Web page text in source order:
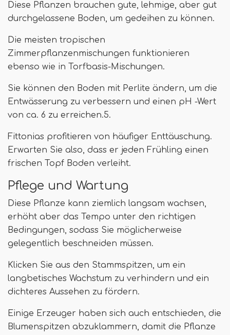
Diese Pflanzen brauchen gute, lehmige, aber gut
durchgelassene Boden, um gedeihen zu können.
Die meisten tropischen
Zimmerpflanzenmischungen funktionieren
ebenso wie in Torfbasis-Mischungen.
Sie können den Boden mit Perlite ändern, um die
Entwässerung zu verbessern und einen pH -Wert
von ca. 6 zu erreichen.5.
Fittonias profitieren von häufiger Enttäuschung.
Erwarten Sie also, dass er jeden Frühling einen
frischen Topf Boden verleiht.
Pflege und Wartung
Diese Pflanze kann ziemlich langsam wachsen,
erhöht aber das Tempo unter den richtigen
Bedingungen, sodass Sie möglicherweise
gelegentlich beschneiden müssen.
Klicken Sie aus den Stammspitzen, um ein
langbetisches Wachstum zu verhindern und ein
dichteres Aussehen zu fördern.
Einige Erzeuger haben sich auch entschieden, die
Blumenspitzen abzuklammern, damit die Pflanze